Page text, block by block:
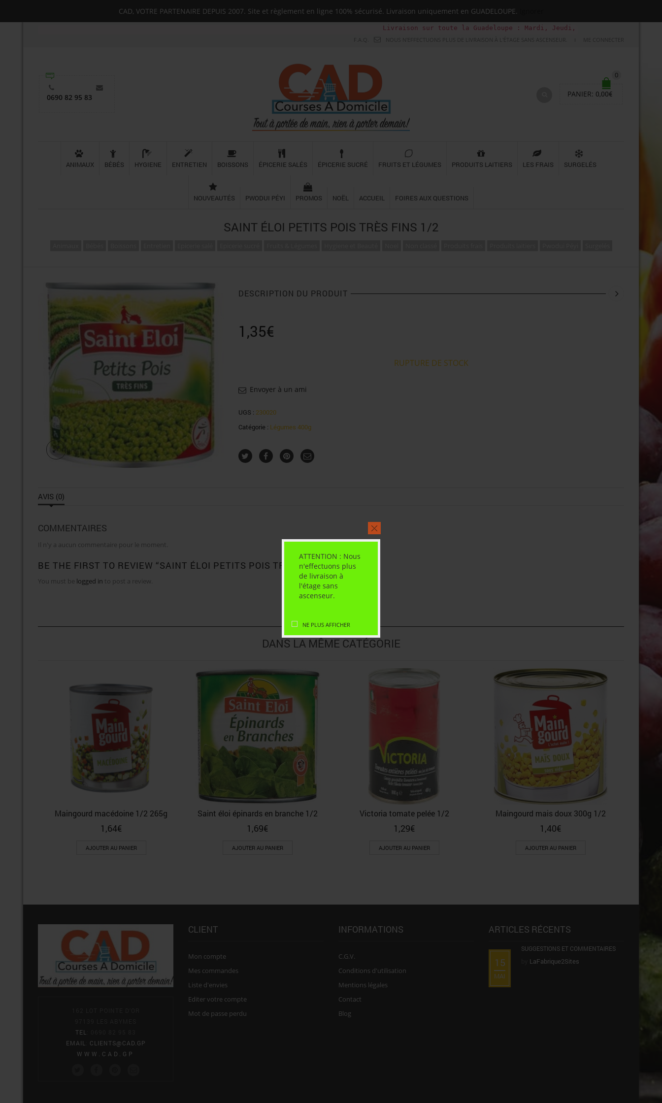
ATTENTION : Nous
n'effectuons plus
de livraison à
l'étage sans
ascenseur.
NE PLUS AFFICHER
Livraison sur toute la Guadeloupe : Mardi, Jeudi, Samedi (Basse-terre uniquement
NOUS N'EFFECTUONS PLUS DE LIVRAISON À L'ÉTAGE SANS ASCENSEUR.
ME CONNECTER
F.A.Q.
0690 82 95 83
0
PANIER: 0,00€
ANIMAUX BÉBÉS HYGIENE ENTRETIEN BOISSONS ÉPICERIE SALÉS ÉPICERIE SUCRÉ FRUITS ET LÉGUMES PRODUITS LAITIERS LES FRAIS SURGELÉS
NOUVEAUTÉS PWODUI PÉYI PROMOS NOËL ACCUEIL FOIRES AUX QUESTIONS
SAINT ÉLOI PETITS POIS TRÈS FINS 1/2
DESCRIPTION DU PRODUIT
1,35€
RUPTURE DE STOCK
Envoyer à un ami
UGS : 230020
Catégorie : Légumes 400g
AVIS (0)
COMMENTAIRES
Il n'y a aucun commentaire pour le moment.
BE THE FIRST TO REVIEW “SAINT ÉLOI PETITS POIS TRÈS FINS 1/2”
You must be logged in to post a review.
DANS LA MÊME CATÉGORIE
Maingourd macédoine 1/2 265g
1,64€
AJOUTER AU PANIER
Saint éloi épinards en branche 1/2
1,69€
AJOUTER AU PANIER
Victoria tomate pelée 1/2
1,29€
AJOUTER AU PANIER
Maingourd mais doux 300g 1/2
1,40€
AJOUTER AU PANIER
TEL
EMAIL
CLIENTS@CAD.GP
WWW.CAD.GP
CLIENT
Mon compte
Mes commandes
Liste d'envies
Editer votre compte
Mot de passe perdu
INFORMATIONS
C.G.V.
Conditions d'utilisation
Mentions légales
Contact
Blog
ARTICLES RÉCENTS
15
MAI
SUGGESTIONS ET COMMENTAIRES
LaFabrique2Sites
CAD, VOTRE PARTENAIRE DEPUIS 2007. Site et règlement en ligne 100% sécurisé. Livraison uniquement en GUADELOUPE.